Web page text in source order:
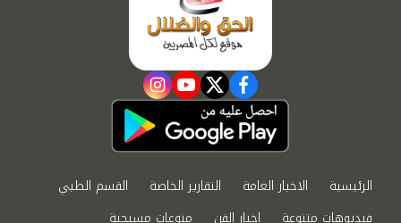
facebook
twitter
youtube
instagram
الرئيسية الاخبار العامة التقارير الخاصة
القسم الطبي
فيديوهات متنوعة
اخبار الفن منوعات مسيحية